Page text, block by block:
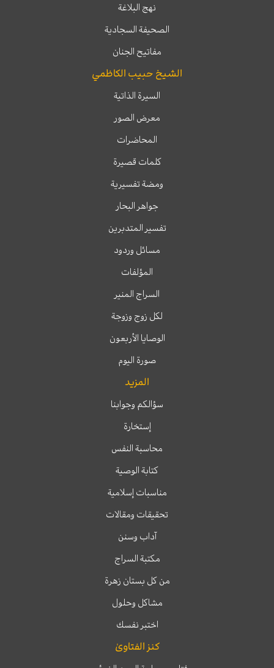
نهج البلاغة
الصحيفة السجادية
مفاتيح الجنان
الشيخ حبيب الكاظمي
السيرة الذاتية
معرض الصور
المحاضرات
كلمات قصيرة
ومضة تفسيرية
جواهر البحار
تفسير المتدبرين
مسائل وردود
المؤلفات
السراج المنير
لكل زوج وزوجة
الوصايا الأربعون
صورة اليوم
المزيد
سؤالكم وجوابنا
إستخارة
محاسبة النفس
كتابة الوصية
مناسبات إسلامية
تحقيقات ومقالات
آداب وسنن
مكتبة السراج
من كل بستان زهرة
مشاكل وحلول
اختبر نفسك
كنز الفتاوىٰ